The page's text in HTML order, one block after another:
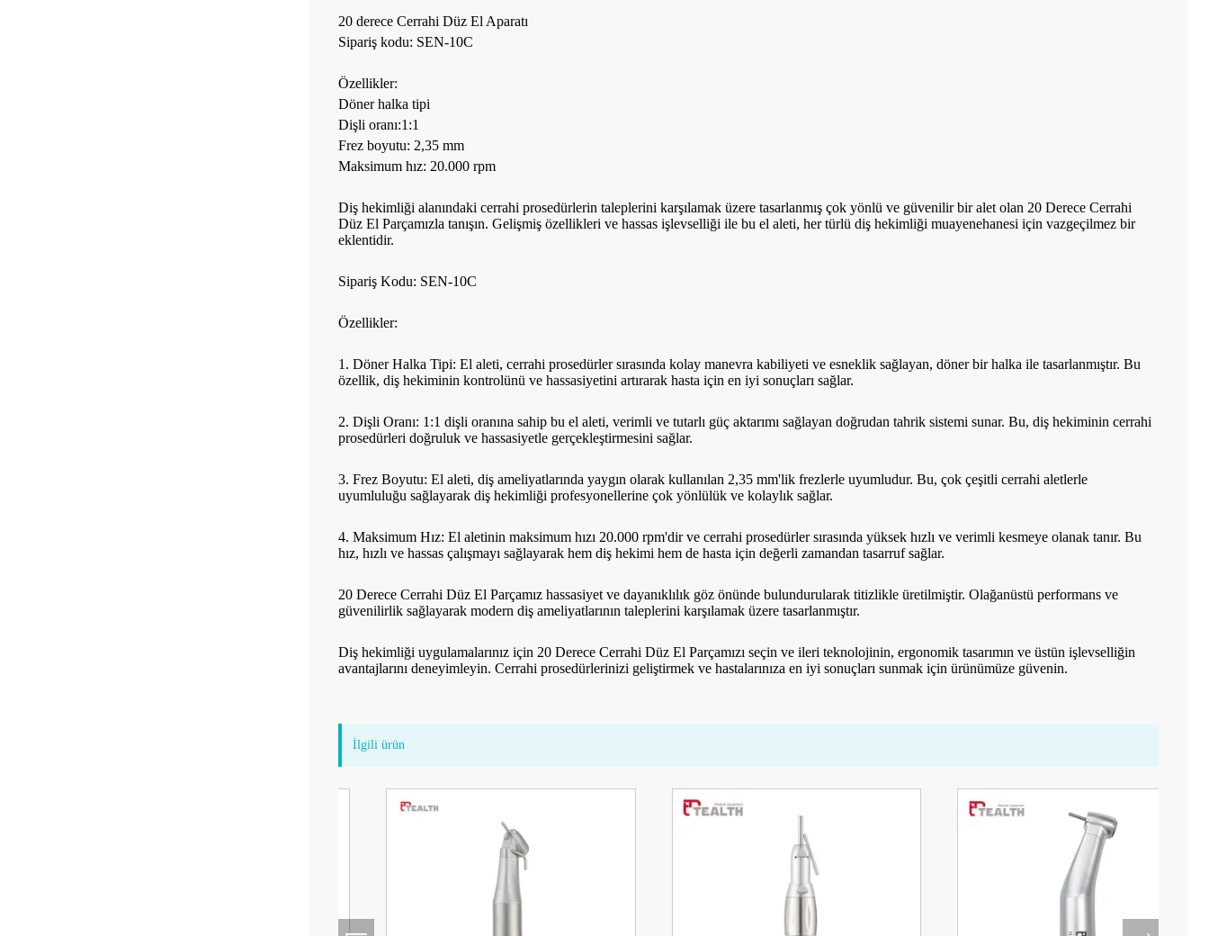
20 derece Cerrahi Düz El Aparatı
Sipariş kodu: SEN-10C
Özellikler:
Döner halka tipi
Dişli oranı:1:1
Frez boyutu: 2,35 mm
Maksimum hız: 20.000 rpm
Diş hekimliği alanındaki cerrahi prosedürlerin taleplerini karşılamak üzere tasarlanmış çok yönlü ve güvenilir bir alet olan 20 Derece Cerrahi
Düz El Parçamızla tanışın. Gelişmiş özellikleri ve hassas işlevselliği ile bu el aleti, her türlü diş hekimliği muayenehanesi için vazgeçilmez bir
eklentidir.
Sipariş Kodu: SEN-10C
Özellikler:
1. Döner Halka Tipi: El aleti, cerrahi prosedürler sırasında kolay manevra kabiliyeti ve esneklik sağlayan, döner bir halka ile tasarlanmıştır. Bu
özellik, diş hekiminin kontrolünü ve hassasiyetini artırarak hasta için en iyi sonuçları sağlar.
2. Dişli Oranı: 1:1 dişli oranına sahip bu el aleti, verimli ve tutarlı güç aktarımı sağlayan doğrudan tahrik sistemi sunar. Bu, diş hekiminin cerrahi
prosedürleri doğruluk ve hassasiyetle gerçekleştirmesini sağlar.
3. Frez Boyutu: El aleti, diş ameliyatlarında yaygın olarak kullanılan 2,35 mm'lik frezlerle uyumludur. Bu, çok çeşitli cerrahi aletlerle
uyumluluğu sağlayarak diş hekimliği profesyonellerine çok yönlülük ve kolaylık sağlar.
4. Maksimum Hız: El aletinin maksimum hızı 20.000 rpm'dir ve cerrahi prosedürler sırasında yüksek hızlı ve verimli kesmeye olanak tanır. Bu
hız, hızlı ve hassas çalışmayı sağlayarak hem diş hekimi hem de hasta için değerli zamandan tasarruf sağlar.
20 Derece Cerrahi Düz El Parçamız hassasiyet ve dayanıklılık göz önünde bulundurularak titizlikle üretilmiştir. Olağanüstü performans ve
güvenilirlik sağlayarak modern diş ameliyatlarının taleplerini karşılamak üzere tasarlanmıştır.
Diş hekimliği uygulamalarınız için 20 Derece Cerrahi Düz El Parçamızı seçin ve ileri teknolojinin, ergonomik tasarımın ve üstün işlevselliğin
avantajlarını deneyimleyin. Cerrahi prosedürlerinizi geliştirmek ve hastalarınıza en iyi sonuçları sunmak için ürünümüze güvenin.
İlgili ürün